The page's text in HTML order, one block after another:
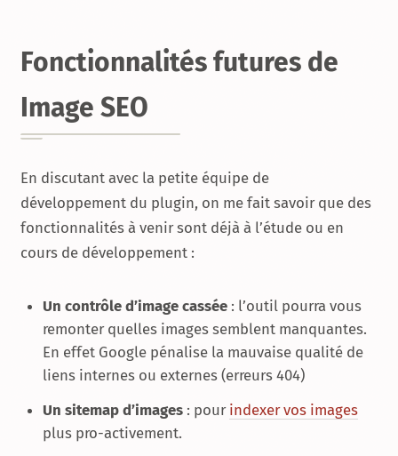
Fonctionnalités futures de
Image SEO
En discutant avec la petite équipe de
développement du plugin, on me fait savoir que des
fonctionnalités à venir sont déjà à l’étude ou en
cours de développement :
Un contrôle d’image cassée : l’outil pourra vous
remonter quelles images semblent manquantes.
En effet Google pénalise la mauvaise qualité de
liens internes ou externes (erreurs 404)
Un sitemap d’images : pour indexer vos images
plus pro-activement.